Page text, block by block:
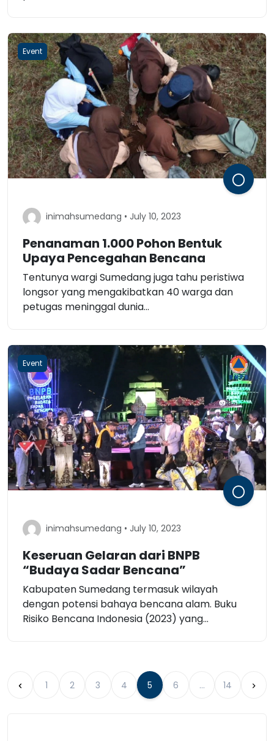
Event
inimahsumedang • July 10, 2023
Penanaman 1.000 Pohon Bentuk
Upaya Pencegahan Bencana
Tentunya wargi Sumedang juga tahu peristiwa
longsor yang mengakibatkan 40 warga dan
petugas meninggal dunia...
Event
inimahsumedang • July 10, 2023
Keseruan Gelaran dari BNPB
“Budaya Sadar Bencana”
Kabupaten Sumedang termasuk wilayah
dengan potensi bahaya bencana alam. Buku
Risiko Bencana Indonesia (2023) yang...
1 2 3 4 5 6 … 14